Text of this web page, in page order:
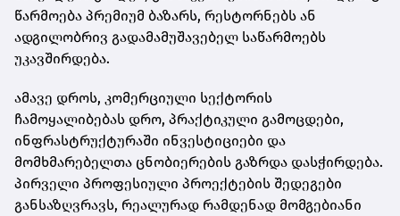
წარმოება პრემიუმ ბაზარს, რესტორნებს ან
ადგილობრივ გადამამუშავებელ საწარმოებს
უკავშირდება.
ამავე დროს, კომერციული სექტორის
ჩამოყალიბებას დრო, პრაქტიკული გამოცდები,
ინფრასტრუქტურაში ინვესტიციები და
მომხმარებელთა ცნობიერების გაზრდა დასჭირდება.
პირველი პროფესიული პროექტების შედეგები
განსაზღვრავს, რეალურად რამდენად მომგებიანი